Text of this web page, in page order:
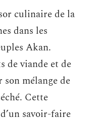
culinaire de la
dans les
Akan.
de viande et de
mélange de
Cette
savoir-faire